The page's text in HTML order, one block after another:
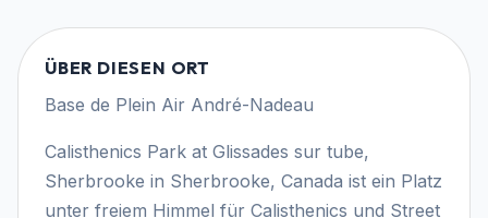
ÜBER DIESEN ORT
Base de Plein Air André-Nadeau
Calisthenics Park at Glissades sur tube,
Sherbrooke in Sherbrooke, Canada ist ein Platz
unter freiem Himmel für Calisthenics und Street